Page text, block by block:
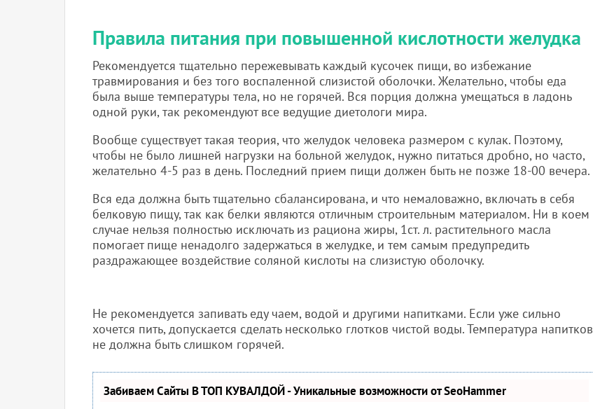
Правила питания при повышенной кислотности желудка
Рекомендуется тщательно пережевывать каждый кусочек пищи, во избежание
травмирования и без того воспаленной слизистой оболочки. Желательно, чтобы еда
была выше температуры тела, но не горячей. Вся порция должна умещаться в ладонь
одной руки, так рекомендуют все ведущие диетологи мира.
Вообще существует такая теория, что желудок человека размером с кулак. Поэтому,
чтобы не было лишней нагрузки на больной желудок, нужно питаться дробно, но часто,
желательно 4-5 раз в день. Последний прием пищи должен быть не позже 18-00 вечера.
Вся еда должна быть тщательно сбалансирована, и что немаловажно, включать в себя
белковую пищу, так как белки являются отличным строительным материалом. Ни в коем
случае нельзя полностью исключать из рациона жиры, 1ст. л. растительного масла
помогает пище ненадолго задержаться в желудке, и тем самым предупредить
раздражающее воздействие соляной кислоты на слизистую оболочку.
Не рекомендуется запивать еду чаем, водой и другими напитками. Если уже сильно
хочется пить, допускается сделать несколько глотков чистой воды. Температура напитков
не должна быть слишком горячей.
Забиваем Сайты В ТОП КУВАЛДОЙ - Уникальные возможности от SeoHammer